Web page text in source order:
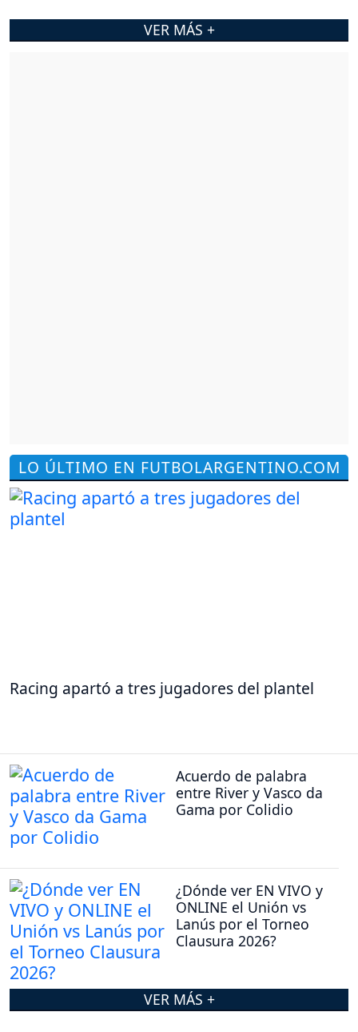
LO ÚLTIMO EN FUTBOLARGENTINO.COM
Racing apartó a tres jugadores del plantel
Acuerdo de palabra
entre River y Vasco da
Gama por Colidio
¿Dónde ver EN VIVO y
ONLINE el Unión vs
Lanús por el Torneo
Clausura 2026?
VER MÁS +
VER MÁS +